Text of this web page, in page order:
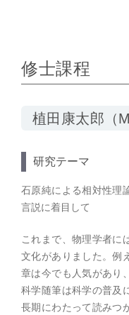
修士課程
植田康太郎（
研究テーマ
石原純による相対性理
言説に着目して
これまで、物理学者に
文化がありました。例
章は今でも人気があり
科学随筆は科学の普及
長期にわたって読みつ